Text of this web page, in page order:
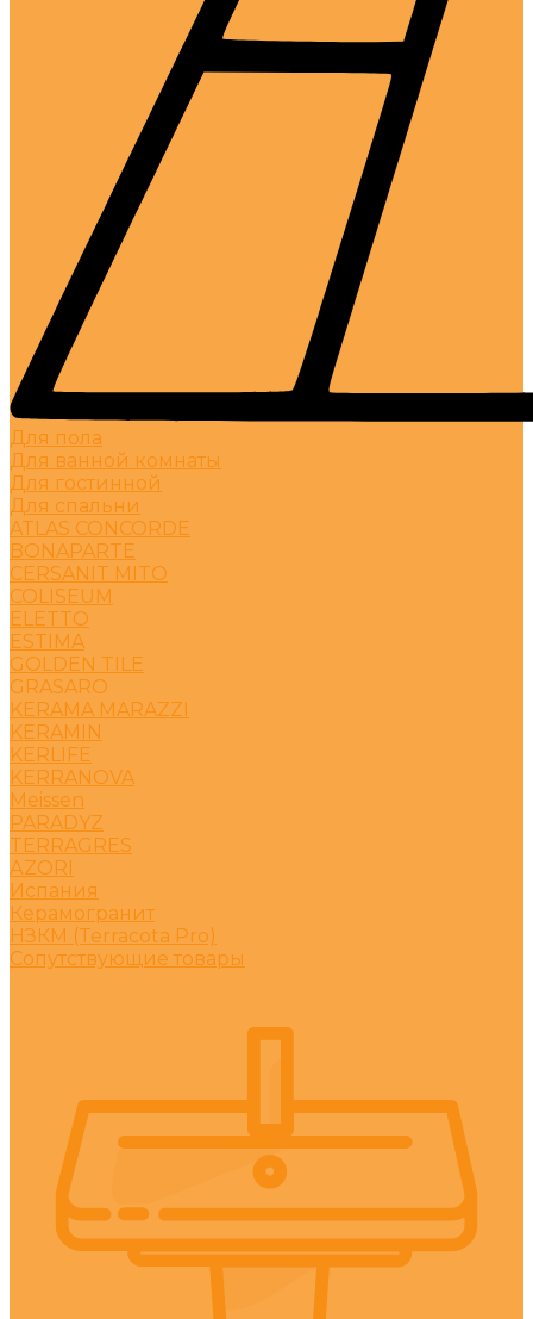
Для пола
Для ванной комнаты
Для гостинной
Для спальни
ATLAS CONCORDE
BONAPARTE
CERSANIT MITO
COLISEUM
ELETTO
ESTIMA
GOLDEN TILE
GRASARO
KERAMA MARAZZI
KERAMIN
KERLIFE
KERRANOVA
Meissen
PARADYZ
TERRAGRES
АZORI
Испания
Керамогранит
НЗКМ (Terracota Pro)
Сопутствующие товары